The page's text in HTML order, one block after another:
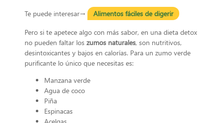
Te puede interesar→ Alimentos fáciles de digerir
Pero si te apetece algo con más sabor, en una dieta detox
no pueden faltar los zumos naturales, son nutritivos,
desintoxicantes y bajos en calorías. Para un zumo verde
purificante lo único que necesitas es:
Manzana verde
Agua de coco
Piña
Espinacas